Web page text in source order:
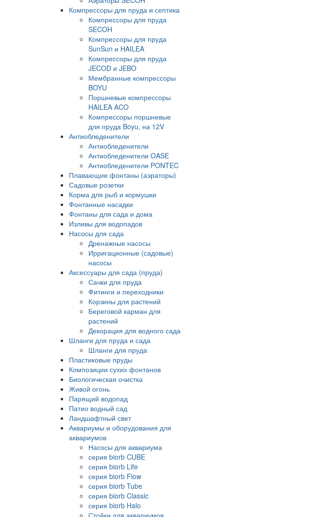
Компрессоры для пруда и септика
Компрессоры для пруда
SECOH
Компрессоры для пруда
SunSun и HAILEA
Компрессоры для пруда
JECOD и JEBO
Мембранные компрессоры
BOYU
Поршневые компрессоры
HAILEA ACO
Компрессоры поршневые
для пруда Boyu, на 12V
Антиобледенители
Антиобледенители
Антиобледенители OASE
Антиобледенители PONTEC
Плавающие фонтаны (аэраторы)
Садовые розетки
Корма для рыб и кормушки
Фонтанные насадки
Фонтаны для сада и дома
Изливы для водопадов
Насосы для сада
Дренажные насосы
Ирригационные (садовые)
насосы
Аксессуары для сада (пруда)
Сачки для пруда
Фитинги и переходники
Корзины для растений
Береговой карман для
растений
Декорация для водного сада
Шланги для пруда и сада
Шланги для пруда
Пластиковые пруды
Композиции сухих фонтанов
Биологическая очистка
Живой огонь
Парящий водопад
Патио водный сад
Ландшафтный свет
Аквариумы и оборудования для
аквариумов
Насосы для аквариума
серия biorb CUBE
серия biorb Life
серия biorb Flow
серия biorb Tube
серия biorb Classic
серия biorb Halo
Стойки для аквариумов